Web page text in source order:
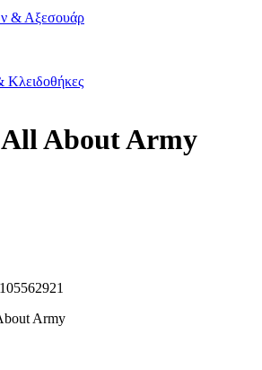
& Αξεσουάρ
About Army
Army